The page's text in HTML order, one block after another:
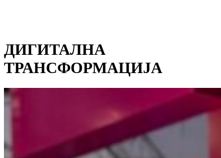
ДИГИТАЛНА
ТРАНСФОРМАЦИЈА